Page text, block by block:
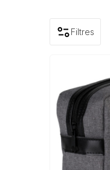
Filtres